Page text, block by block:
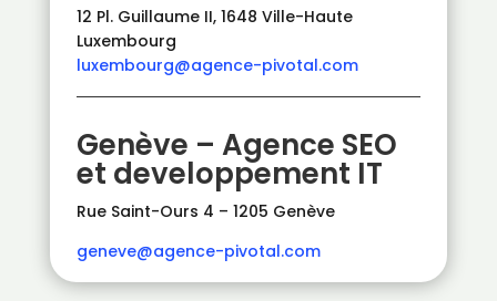
12 Pl. Guillaume II, 1648 Ville-Haute
Luxembourg
luxembourg@agence-pivotal.com
Genève – Agence SEO
et developpement IT
Rue Saint-Ours 4 – 1205 Genève
geneve@agence-pivotal.com